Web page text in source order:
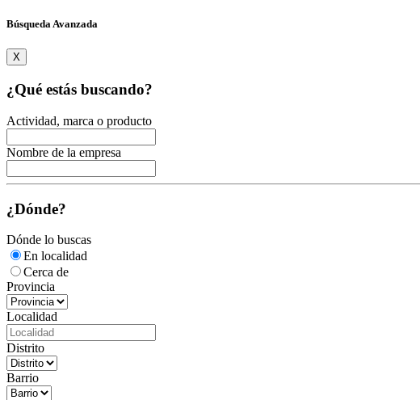
Búsqueda Avanzada
X
¿Qué estás buscando?
Actividad, marca o producto
Nombre de la empresa
¿Dónde?
Dónde lo buscas
En localidad
Cerca de
Provincia
Localidad
Distrito
Barrio